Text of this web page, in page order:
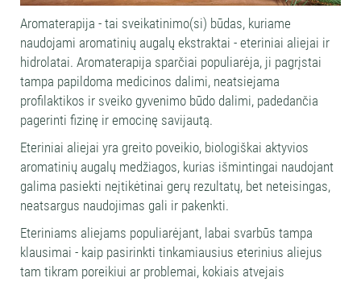
Aromaterapija - tai sveikatinimo(si) būdas, kuriame
naudojami aromatinių augalų ekstraktai - eteriniai aliejai ir
hidrolatai. Aromaterapija sparčiai populiarėja, ji pagrįstai
tampa papildoma medicinos dalimi, neatsiejama
profilaktikos ir sveiko gyvenimo būdo dalimi, padedančia
pagerinti fizinę ir emocinę savijautą.
Eteriniai aliejai yra greito poveikio, biologiškai aktyvios
aromatinių augalų medžiagos, kurias išmintingai naudojant
galima pasiekti neįtikėtinai gerų rezultatų, bet neteisingas,
neatsargus naudojimas gali ir pakenkti.
Eteriniams aliejams populiarėjant, labai svarbūs tampa
klausimai - kaip pasirinkti tinkamiausius eterinius aliejus
tam tikram poreikiui ar problemai, kokiais atvejais